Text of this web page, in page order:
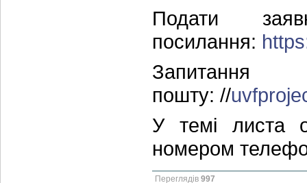
Подати
посилання:
пошту: //
У темі листа
номером
Переглядів 997